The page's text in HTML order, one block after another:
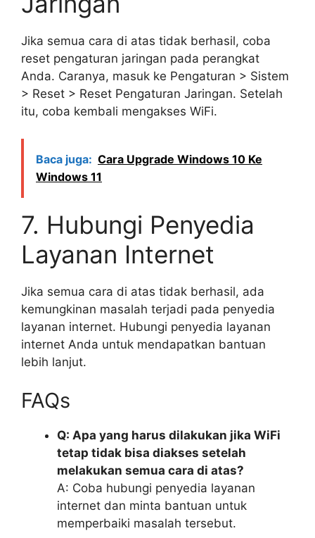
Jika semua cara di atas tidak berhasil, coba
reset pengaturan jaringan pada perangkat
Anda. Caranya, masuk ke Pengaturan > Sistem
> Reset > Reset Pengaturan Jaringan. Setelah
itu, coba kembali mengakses WiFi.
Baca juga: Cara Upgrade Windows 10 Ke
Windows 11
7. Hubungi Penyedia
Layanan Internet
Jika semua cara di atas tidak berhasil, ada
kemungkinan masalah terjadi pada penyedia
layanan internet. Hubungi penyedia layanan
internet Anda untuk mendapatkan bantuan
lebih lanjut.
FAQs
Q: Apa yang harus dilakukan jika WiFi
tetap tidak bisa diakses setelah
melakukan semua cara di atas?
A: Coba hubungi penyedia layanan
internet dan minta bantuan untuk
memperbaiki masalah tersebut.